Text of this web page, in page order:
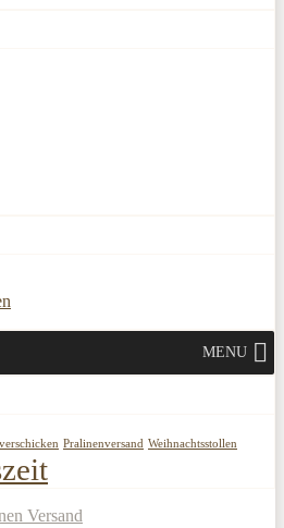
MENU
Pralinenversand Weihnachtsstollen
Versand